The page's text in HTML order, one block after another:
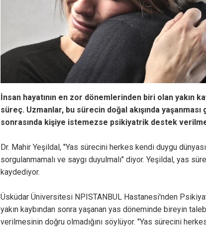
İnsan hayatının en zor dönemlerinden biri olan yakın
süreç. Uzmanlar, bu sürecin doğal akışında yaşanması
sonrasında kişiye istemezse psikiyatrik destek
Dr. Mahir Yeşildal, "Yas sürecini herkes kendi duygu
sorgulanmamalı ve saygı duyulmalı" diyor. Yeşildal, yas
kaydediyor.
Üsküdar Üniversitesi NPISTANBUL Hastanesi'nden
yakın kaybından sonra yaşanan yas döneminde bireyin
verilmesinin doğru olmadığını söylüyor. "Yas sürecini